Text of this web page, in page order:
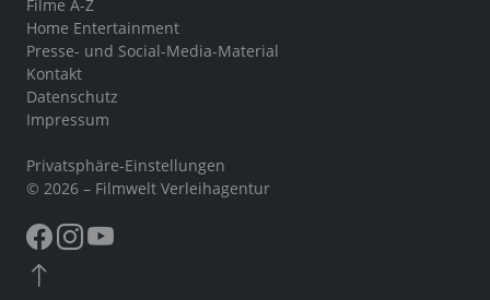
Filme A-Z
Home Entertainment
Presse- und Social-Media-Material
Kontakt
Datenschutz
Impressum
Privatsphäre-Einstellungen
© 2026 – Filmwelt Verleihagentur